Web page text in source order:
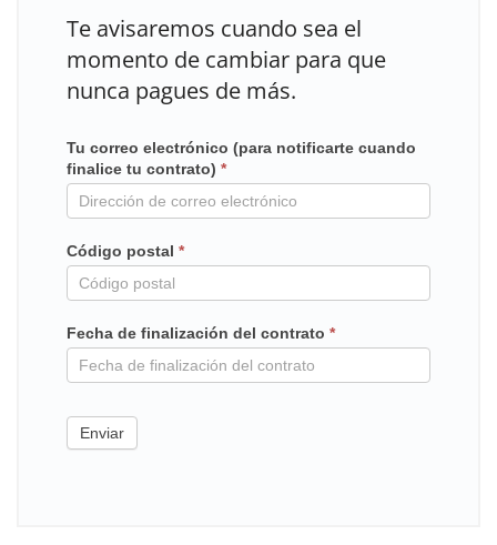
Te avisaremos cuando sea el
momento de cambiar para que
nunca pagues de más.
Mailchimp
en
contrato
Tu correo electrónico (para notificarte cuando
finalice tu contrato) *
Código postal *
Fecha de finalización del contrato *
Enviar